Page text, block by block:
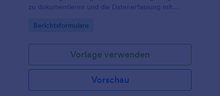
zu dokumentieren und die Datenerfassung mit
vereinfachen.
Go to Category:
Berichtsformulare
Vorlage verwenden
Vorschau